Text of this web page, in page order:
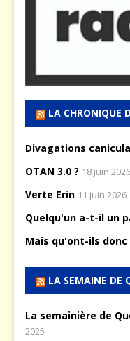
LA CHRONIQUE
Divagations
OTAN 3.0 ? 18 juin 2026
Verte Erin 11 juin 2026
Quelqu'un a-t-il un
Mais qu'ont-ils donc
LA SEMAINE DE
La semainière de
2025